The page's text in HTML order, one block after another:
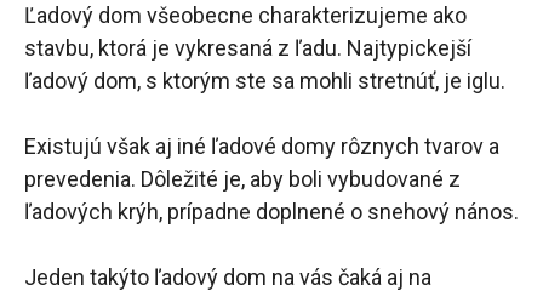
Ľadový dom všeobecne charakterizujeme ako
stavbu, ktorá je vykresaná z ľadu. Najtypickejší
ľadový dom, s ktorým ste sa mohli stretnúť, je iglu.
Existujú však aj iné ľadové domy rôznych tvarov a
prevedenia. Dôležité je, aby boli vybudované z
ľadových krýh, prípadne doplnené o snehový nános.
Jeden takýto ľadový dom na vás čaká aj na